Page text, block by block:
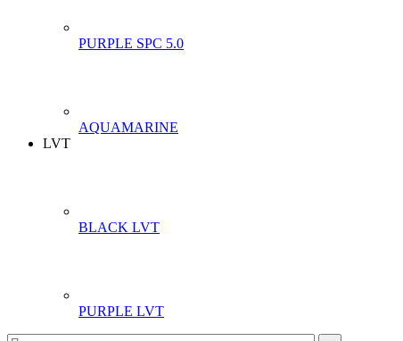
PURPLE SPC 5.0
AQUAMARINE
LVT
BLACK LVT
PURPLE LVT